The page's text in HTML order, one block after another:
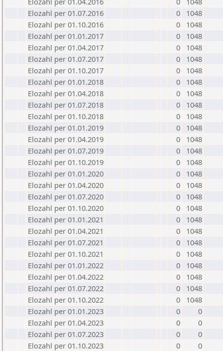
Elozahl per 01.07.2016
0
1048
Elozahl per 01.10.2016
0
1048
Elozahl per 01.01.2017
0
1048
Elozahl per 01.04.2017
0
1048
Elozahl per 01.07.2017
0
1048
Elozahl per 01.10.2017
0
1048
Elozahl per 01.01.2018
0
1048
Elozahl per 01.04.2018
0
1048
Elozahl per 01.07.2018
0
1048
Elozahl per 01.10.2018
0
1048
Elozahl per 01.01.2019
0
1048
Elozahl per 01.04.2019
0
1048
Elozahl per 01.07.2019
0
1048
Elozahl per 01.10.2019
0
1048
Elozahl per 01.01.2020
0
1048
Elozahl per 01.04.2020
0
1048
Elozahl per 01.07.2020
0
1048
Elozahl per 01.10.2020
0
1048
Elozahl per 01.01.2021
0
1048
Elozahl per 01.04.2021
0
1048
Elozahl per 01.07.2021
0
1048
Elozahl per 01.10.2021
0
1048
Elozahl per 01.01.2022
0
1048
Elozahl per 01.04.2022
0
1048
Elozahl per 01.07.2022
0
1048
Elozahl per 01.10.2022
0
1048
Elozahl per 01.01.2023
0
0
Elozahl per 01.04.2023
0
0
Elozahl per 01.07.2023
0
0
Elozahl per 01.10.2023
0
0